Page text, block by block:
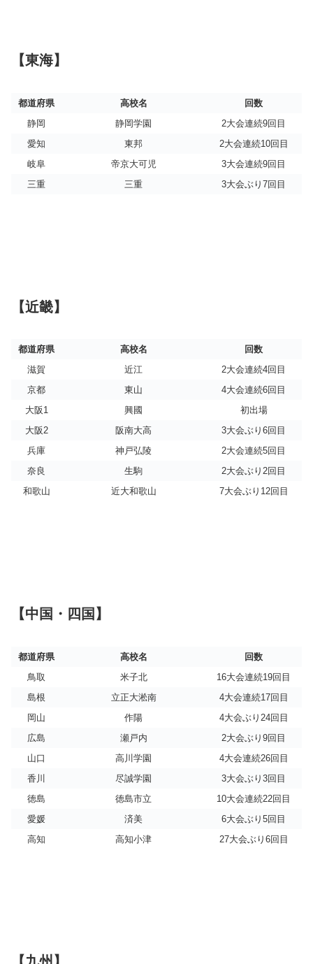
【東海】
都道府県 高校名
回数
静岡
静岡学園
2大会連続9回目
愛知
東邦
2大会連続10回目
岐阜
帝京大可児
3大会連続9回目
三重
三重 3大会ぶり7回目
【近畿】
都道府県 高校名
回数
滋賀
近江
2大会連続4回目
京都
東山
4大会連続6回目
大阪1
興國
初出場
大阪2
阪南大高
3大会ぶり6回目
兵庫
神戸弘陵
2大会連続5回目
奈良
生駒
2大会ぶり2回目
和歌山
近大和歌山 7大会ぶり12回目
【中国・四国】
都道府県 高校名
回数
鳥取
米子北
16大会連続19回目
島根
立正大淞南
4大会連続17回目
岡山
作陽
4大会ぶり24回目
広島
瀬戸内
2大会ぶり9回目
山口
高川学園
4大会連続26回目
香川
尽誠学園
3大会ぶり3回目
徳島
徳島市立
10大会連続22回目
愛媛
済美
6大会ぶり5回目
高知
高知小津 27大会ぶり6回目